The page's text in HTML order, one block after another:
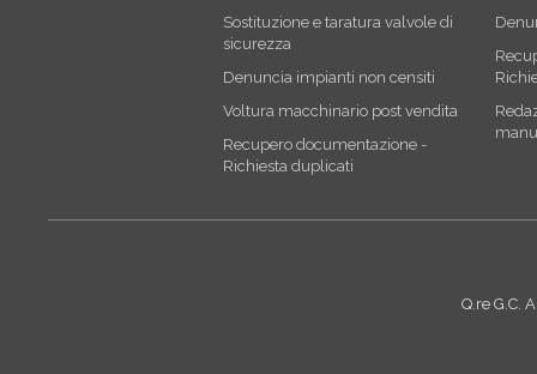
Sostituzione e taratura valvole di
sicurezza
Denuncia impianti non censiti
Voltura macchinario post vendita
Recupero documentazione -
Richiesta duplicati
Q.re G.C.